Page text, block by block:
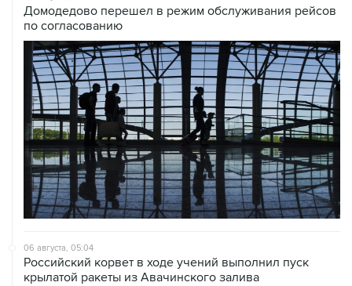
Домодедово перешел в режим обслуживания рейсов
по согласованию
06 августа, 05:04
Российский корвет в ходе учений выполнил пуск
крылатой ракеты из Авачинского залива